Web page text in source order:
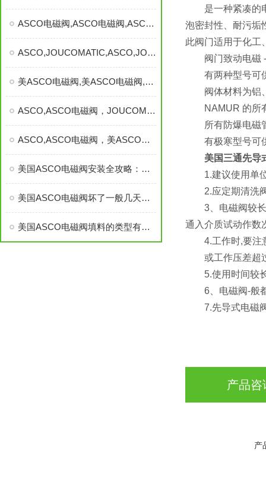
ASCO电磁阀,ASCO电磁阀,ASCO电磁阀,美ASCO电磁阀
ASCO,JOUCOMATIC,ASCO,JOUCOMATIC,美ASCO电磁阀
美ASCO电磁阀,美ASCO电磁阀,美ASCO电磁阀
ASCO,ASCO电磁阀，JOUCOMATIC电磁阀
ASCO,ASCO电磁阀，美ASCO电磁阀，JOUCOMATIC电磁阀
美国ASCO电磁阀安装全攻略：步骤、要点与注意事项
美国ASCO电磁阀坏了一般几天恢复
美国ASCO电磁阀填料的类型有哪些（电磁阀如何选用填料）
是一种紧凑的电
泡密封性、耐污垢
此阀门适用于化工
阀门致动电磁 -
有两种型号可供
阀体材料为铝、
NAMUR 的所有
所有防爆电磁管
有极寒型号可供
美国三通先导
1.建议使用单位
2.应定期清洗阀
3、电磁阀较长
通入介质试动作数
4.工作时,要注意
或工作压差超过
5.使用时间较长
6、电磁阀-般都
7.先导式电磁阀
产品咨
产